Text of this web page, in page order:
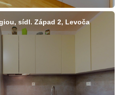
sídl. Západ 2, Levoča